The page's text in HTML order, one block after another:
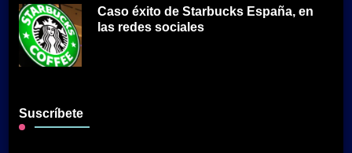
Caso éxito de Starbucks España, en
las redes sociales
Suscríbete